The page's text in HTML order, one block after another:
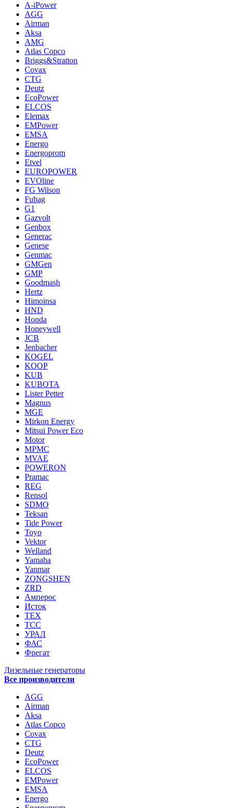
A-iPower
AGG
Airman
Aksa
AMG
Atlas Copco
Briggs&Stratton
Covax
CTG
Deutz
EcoPower
ELCOS
Elemax
EMPower
EMSA
Energo
Energoprom
Etvel
EUROPOWER
EVOline
FG Wilson
Fubag
G1
Gazvolt
Genbox
Generac
Genese
Genmac
GMGen
GMP
Goodmash
Hertz
Himoinsa
HND
Honda
Honeywell
JCB
Jenbacher
KOGEL
KOOP
KUB
KUBOTA
Lister Petter
Magnus
MGE
Mirkon Energy
Mitsui Power Eco
Motor
MPMC
MVAE
POWERON
Pramac
REG
Rensol
SDMO
Teksan
Tide Power
Toyo
Vektor
Welland
Yamaha
Yanmar
ZONGSHEN
ZRD
Амперос
Исток
ТЕХ
ТСС
УРАЛ
ФАС
Фрегат
Дизельные генераторы
Все производители
AGG
Airman
Aksa
Atlas Copco
Covax
CTG
Deutz
EcoPower
ELCOS
EMPower
EMSA
Energo